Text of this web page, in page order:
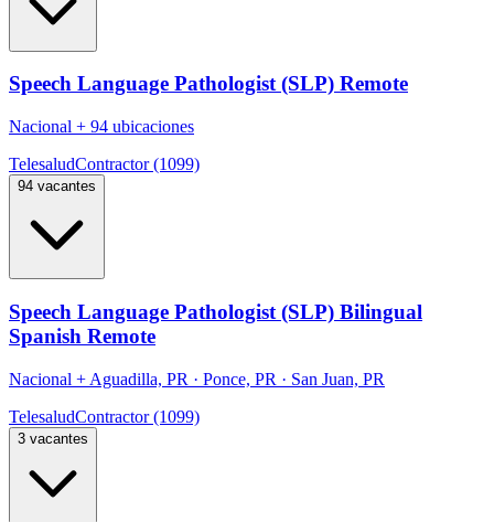
Speech Language Pathologist (SLP) Remote
Nacional + 94 ubicaciones
TelesaludContractor (1099)
94 vacantes
Speech Language Pathologist (SLP) Bilingual
Spanish Remote
Nacional + Aguadilla, PR · Ponce, PR · San Juan, PR
TelesaludContractor (1099)
3 vacantes